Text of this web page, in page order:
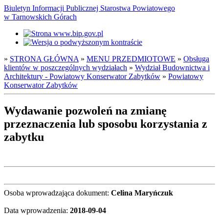
Biuletyn Informacji Publicznej Starostwa Powiatowego
w Tarnowskich Górach
» STRONA GŁÓWNA » MENU PRZEDMIOTOWE » Obsługa
klientów w poszczególnych wydziałach » Wydział Budownictwa i
Architektury - Powiatowy Konserwator Zabytków » Powiatowy
Konserwator Zabytków
Wydawanie pozwoleń na zmianę
przeznaczenia lub sposobu korzystania z
zabytku
Osoba wprowadzająca dokument: Celina Maryńczuk
Data wprowadzenia: 2018-09-04